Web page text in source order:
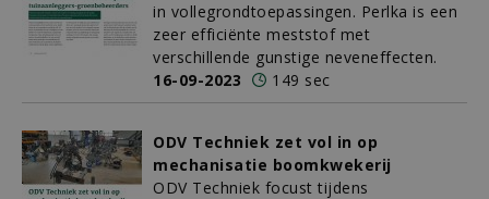
in vollegrondtoepassingen. Perlka is een
zeer efficiënte meststof met
verschillende gunstige neveneffecten.
16-09-2023
149 sec
ODV Techniek zet vol in op
mechanisatie boomkwekerij
ODV Techniek focust tijdens